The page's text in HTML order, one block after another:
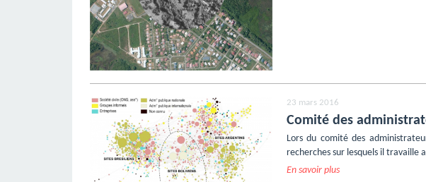
23 mars 2016
Comité des
Lors du comité des
recherches sur lesquels il travaille
En savoir plus